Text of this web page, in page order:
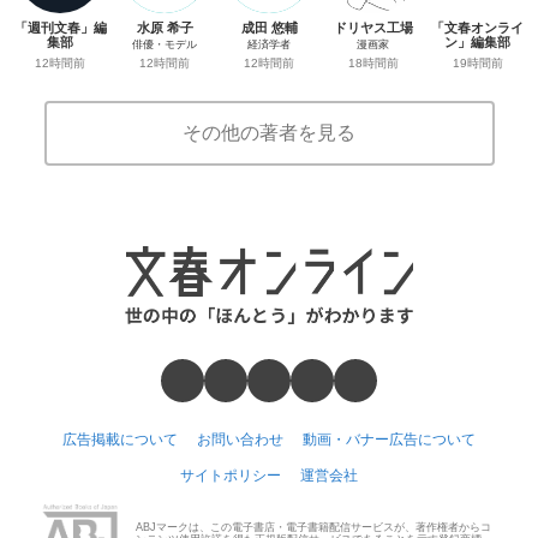
「週刊文春」編
集部
12時間前
水原 希子
俳優・モデル
12時間前
成田 悠輔
経済学者
12時間前
ドリヤス工場
漫画家
18時間前
「文春オンライ
ン」編集部
19時間前
その他の著者を見る
広告掲載について お問い合わせ 動画・バナー広告について
サイトポリシー 運営会社
ABJマークは、この電子書店・電子書籍配信サービスが、著作権者からコ